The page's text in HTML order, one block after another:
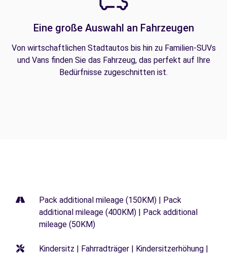
Eine große Auswahl an Fahrzeugen
Von wirtschaftlichen Stadtautos bis hin zu Familien-SUVs
und Vans finden Sie das Fahrzeug, das perfekt auf Ihre
Bedürfnisse zugeschnitten ist.
Pack additional mileage (150KM) | Pack
additional mileage (400KM) | Pack additional
mileage (50KM)
Kindersitz | Fahrradträger | Kindersitzerhöhung |